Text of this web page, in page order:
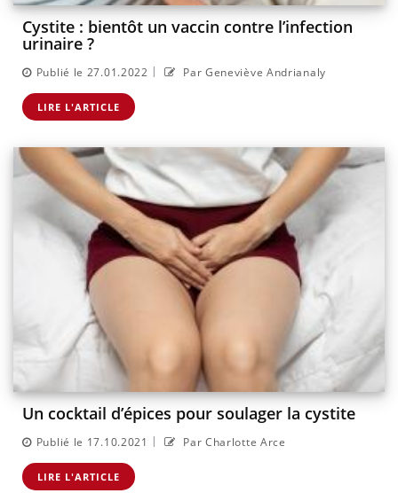
Cystite : bientôt un vaccin contre l’infection
urinaire ?
Publié le 27.01.2022 | Par Geneviève Andrianaly
LIRE L'ARTICLE
Un cocktail d’épices pour soulager la cystite
Publié le 17.10.2021 | Par Charlotte Arce
LIRE L'ARTICLE